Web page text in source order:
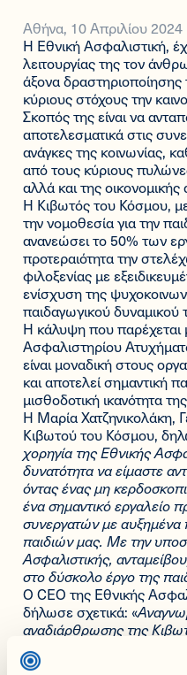
Αθήνα, 10 Απριλίου 2024
Η Εθνική Ασφαλιστική,
λειτουργίας της τον
άξονα δραστηριοποίησης
κύριους στόχους την
Σκοπός της είναι να
αποτελεσματικά στις
ανάγκες της κοινωνίας,
από τους κύριους
αλλά και της
Η Κιβωτός του Κόσμου,
την νομοθεσία για την
ανανεώσει το 50% των
προτεραιότητα την
φιλοξενίας με
ενίσχυση της
παιδαγωγικού δυναμικού
Η κάλυψη που
Ασφαλιστηρίου
είναι μοναδική στους
και αποτελεί σημαντική
μισθοδοτική ικανότητα
Η Μαρία Χατζηνικολάκη,
Κιβωτού του Κόσμου,
χορηγία της Εθνικής
δυνατότητα να είμαστε
όντας ένας μη
ένα σημαντικό εργαλείο
συνεργατών με
παιδιών μας. Με την
Ασφαλιστικής,
στο δύσκολο έργο της
Ο CEO της Εθνικής
δήλωσε σχετικά: «
αναδιάρθρωσης της
υπερήφανοι και
ανταποκριθούμε στο